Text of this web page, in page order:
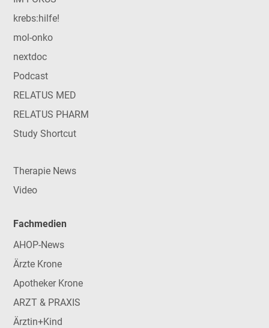
krebs:hilfe!
mol-onko
nextdoc
Podcast
RELATUS MED
RELATUS PHARM
Study Shortcut
Therapie News
Video
Fachmedien
AHOP-News
Ärzte Krone
Apotheker Krone
ARZT & PRAXIS
Ärztin+Kind